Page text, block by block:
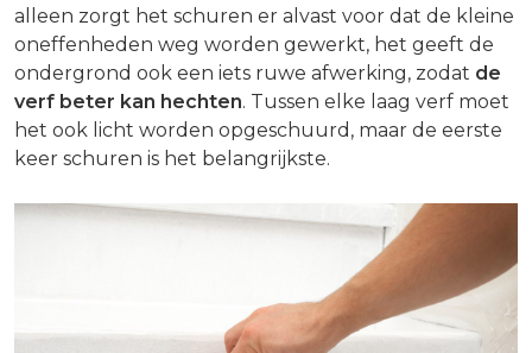
alleen zorgt het schuren er alvast voor dat de kleine
oneffenheden weg worden gewerkt, het geeft de
ondergrond ook een iets ruwe afwerking, zodat de
verf beter kan hechten. Tussen elke laag verf moet
het ook licht worden opgeschuurd, maar de eerste
keer schuren is het belangrijkste.